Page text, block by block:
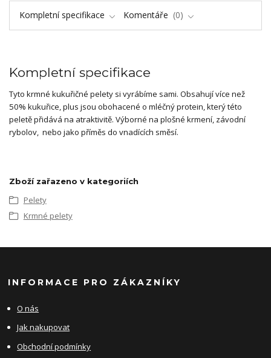
Kompletní specifikace Komentáře 0
Kompletní specifikace
Tyto krmné kukuřičné pelety si vyrábíme sami. Obsahují více než
50% kukuřice, plus jsou obohacené o mléčný protein, který této
peletě přidává na atraktivitě. Výborné na plošné krmení, závodní
rybolov, nebo jako příměs do vnadících směsí.
Zboží zařazeno v kategoriích
Pelety
Krmné pelety
INFORMACE PRO ZÁKAZNÍKY
O nás
Jak nakupovat
Obchodní podmínky